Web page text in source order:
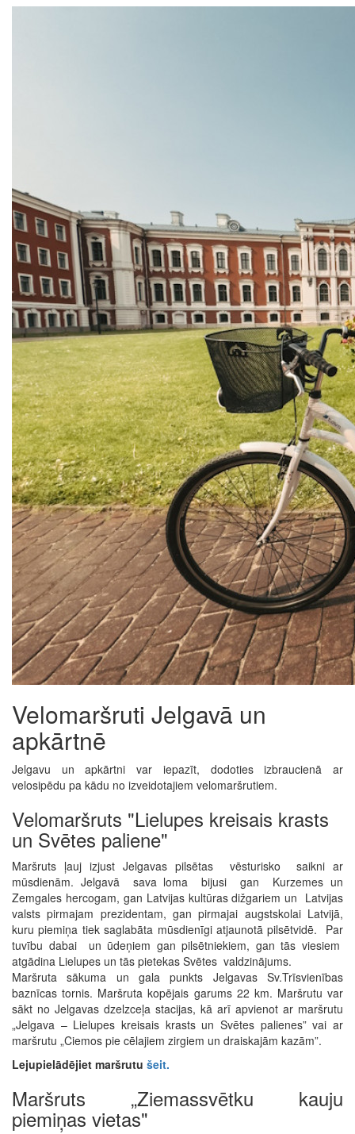
Velomaršruti Jelgavā un
apkārtnē
Jelgavu un apkārtni var iepazīt, dodoties izbraucienā ar
velosipēdu pa kādu no izveidotajiem velomaršrutiem.
Velomaršruts "Lielupes kreisais krasts
un Svētes paliene"
Maršruts ļauj izjust Jelgavas pilsētas vēsturisko saikni ar
mūsdienām. Jelgavā sava loma bijusi gan Kurzemes un
Zemgales hercogam, gan Latvijas kultūras dižgariem un Latvijas
valsts pirmajam prezidentam, gan pirmajai augstskolai Latvijā,
kuru piemiņa tiek saglabāta mūsdienīgi atjaunotā pilsētvidē. Par
tuvību dabai un ūdeņiem gan pilsētniekiem, gan tās viesiem
atgādina Lielupes un tās pietekas Svētes valdzinājums.
Maršruta sākuma un gala punkts Jelgavas Sv.Trīsvienības
baznīcas tornis. Maršruta kopējais garums 22 km. Maršrutu var
sākt no Jelgavas dzelzceļa stacijas, kā arī apvienot ar maršrutu
„Jelgava – Lielupes kreisais krasts un Svētes palienes” vai ar
maršrutu „Ciemos pie cēlajiem zirgiem un draiskajām kazām”.
Lejupielādējiet maršrutu šeit.
Maršruts „Ziemassvētku kauju
piemiņas vietas"